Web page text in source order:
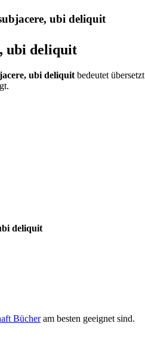
ubi deliquit
ubi deliquit
ubi deliquit bedeutet übersetzt
deliquit
Bücheram besten geeignet sind.